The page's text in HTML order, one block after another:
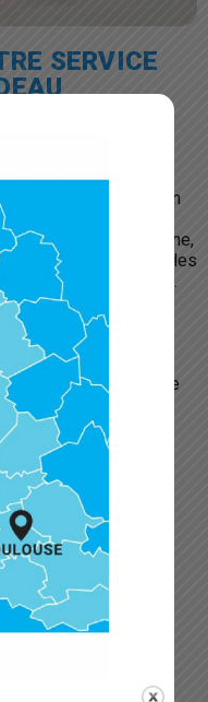
SERVICE
intervention rapide en
techniciens sont
en Nouvelle-Aquitaine,
minimisant ainsi les
ou industrielle.
hautement
diagnostiquer et de
et toutes les
un service de
de rechange de
de sécurité les